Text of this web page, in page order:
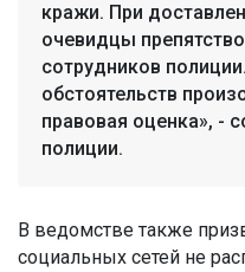
кражи. При
очевидцы
сотрудников
обстоятельств
правовая оценка», -
полиции.
В ведомстве также
социальных сетей не